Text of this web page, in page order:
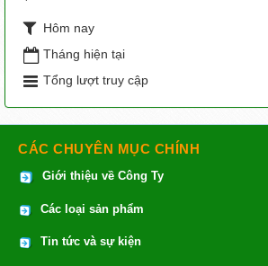
Hôm nay
Tháng hiện tại
Tổng lượt truy cập
CÁC CHUYÊN MỤC CHÍNH
Giới thiệu về Công Ty
Các loại sản phẩm
Tin tức và sự kiện